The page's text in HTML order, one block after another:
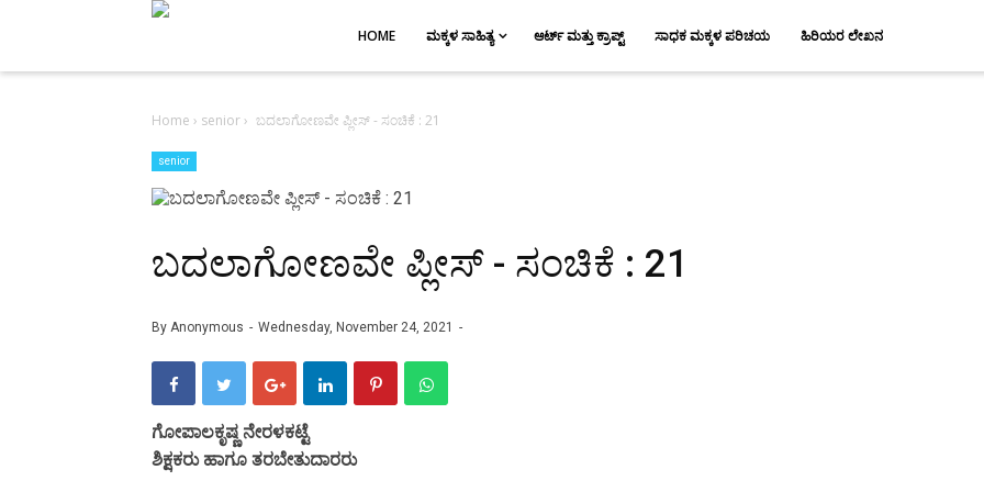
HOME ಮಕ್ಕಳ ಸಾಹಿತ್ಯ ಆರ್ಟ್ ಮತ್ತು ಕ್ರಾಪ್ಟ್ ಸಾಧಕ ಮಕ್ಕಳ ಪರಿಚಯ ಹಿರಿಯರ ಲೇಖನ
Home › senior› ಬದಲಾಗೋಣವೇ ಪ್ಲೀಸ್ - ಸಂಚಿಕೆ : 21
senior
ಬದಲಾಗೋಣವೇ ಪ್ಲೀಸ್ - ಸಂಚಿಕೆ : 21
By Anonymous Wednesday, November 24, 2021
ಗೋಪಾಲಕೃಷ್ಣ ನೇರಳಕಟ್ಟೆ
ಶಿಕ್ಷಕರು ಹಾಗೂ ತರಬೇತುದಾರರು